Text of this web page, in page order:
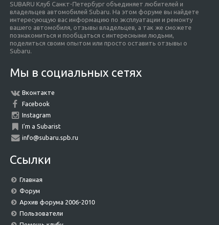
SUBARU Клуб Санкт-Петербург объединяет любителей и
владельцев автомобилей Subaru. На этом форуме вы найдете
интересующую вас информацию по эксплуатации и ремонту
вашего автомобиля, отзывы владельцев, а так же сможете
познакомиться и пообщаться с интересными людьми,
поделиться своим опытом или просто оставить отзывы о
Subaru.
Мы в социальных сетях
Вконтакте
Facebook
Instagram
I'm a Subarist
info@subaru.spb.ru
Ссылки
Главная
Форум
Архив форума 2006-2010
Пользователи